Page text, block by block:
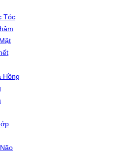
Tóc
Hồng